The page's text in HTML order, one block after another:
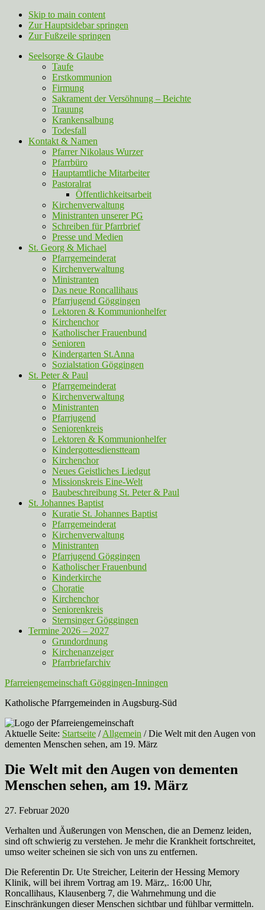
Skip to main content
Zur Hauptsidebar springen
Zur Fußzeile springen
Seelsorge & Glaube
Taufe
Erstkommunion
Firmung
Sakrament der Versöhnung – Beichte
Trauung
Krankensalbung
Todesfall
Kontakt & Namen
Pfarrer Nikolaus Wurzer
Pfarrbüro
Hauptamtliche Mitarbeiter
Pastoralrat
Öffentlichkeitsarbeit
Kirchenverwaltung
Ministranten unserer PG
Schreiben für Pfarrbrief
Presse und Medien
St. Georg & Michael
Pfarrgemeinderat
Kirchenverwaltung
Ministranten
Das neue Roncallihaus
Pfarrjugend Göggingen
Lektoren & Kommunionhelfer
Kirchenchor
Katholischer Frauenbund
Senioren
Kindergarten St.Anna
Sozialstation Göggingen
St. Peter & Paul
Pfarrgemeinderat
Kirchenverwaltung
Ministranten
Pfarrjugend
Seniorenkreis
Lektoren & Kommunionhelfer
Kindergottesdienstteam
Kirchenchor
Neues Geistliches Liedgut
Missionskreis Eine-Welt
Baubeschreibung St. Peter & Paul
St. Johannes Baptist
Kuratie St. Johannes Baptist
Pfarrgemeinderat
Kirchenverwaltung
Ministranten
Pfarrjugend Göggingen
Katholischer Frauenbund
Kinderkirche
Choratie
Kirchenchor
Seniorenkreis
Sternsinger Göggingen
Termine 2026 – 2027
Grundordnung
Kirchenanzeiger
Pfarrbriefarchiv
Pfarreiengemeinschaft Göggingen-Inningen
Katholische Pfarrgemeinden in Augsburg-Süd
Aktuelle Seite: Startseite / Allgemein /Die Welt mit den Augen von
dementen Menschen sehen, am 19. März
Die Welt mit den Augen von dementen
Menschen sehen, am 19. März
27. Februar 2020
Verhalten und Äußerungen von Menschen, die an Demenz leiden,
sind oft schwierig zu verstehen. Je mehr die Krankheit fortschreitet,
umso weiter scheinen sie sich von uns zu entfernen.
Die Referentin Dr. Ute Streicher, Leiterin der Hessing Memory
Klinik, will bei ihrem Vortrag am 19. März,. 16:00 Uhr,
Roncallihaus, Klausenberg 7, die Wahrnehmung und die
Einschränkungen dieser Menschen sichtbar und fühlbar vermitteln.